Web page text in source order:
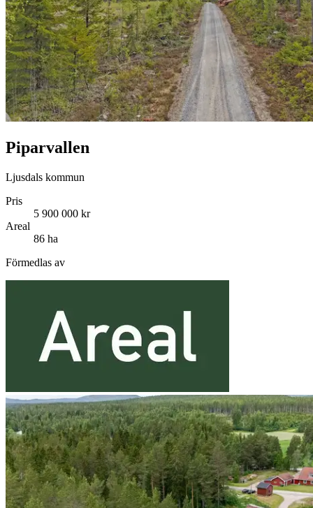
Piparvallen
Ljusdals kommun
Pris
5 900 000 kr
Areal
86 ha
Förmedlas av